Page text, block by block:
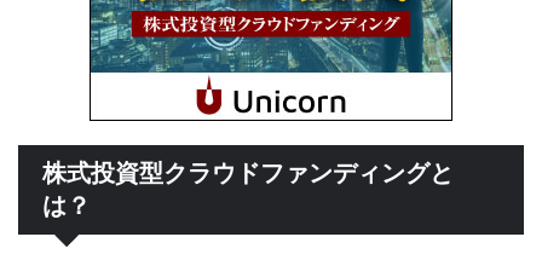
株式投資型クラウドファンディングと
は？